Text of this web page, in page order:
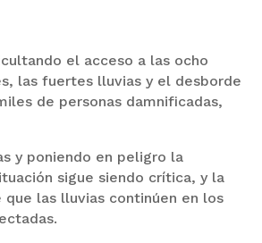
el acceso a las ocho
las fuertes lluvias y el desborde
de personas damnificadas,
y poniendo en peligro la
sigue siendo crítica, y la
las lluvias continúen en los